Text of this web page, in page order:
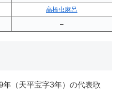
高橋虫麻呂
–
（天平宝字3年）の代表歌